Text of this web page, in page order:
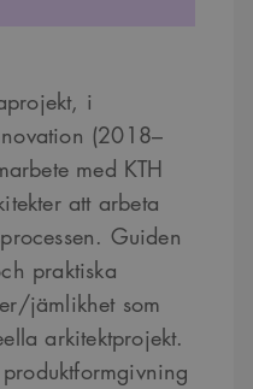
i
(2018–
med KTH
att arbeta
Guiden
praktiska
jämlikhet som
arkitektprojekt.